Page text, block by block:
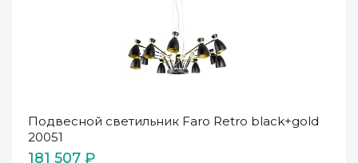
Подвесной светильник Faro Retro black+gold
20051
181 507 ₽